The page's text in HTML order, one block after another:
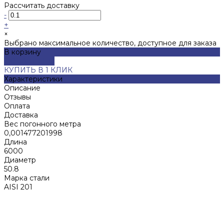
Рассчитать доставку
-
+
×
Выбрано максимальное количество, доступное для заказа
В корзину
КУПИТЬ В 1 КЛИК
Характеристики
Описание
Отзывы
Оплата
Доставка
Вес погонного метра
0,001477201998
Длина
6000
Диаметр
50.8
Марка стали
AISI 201